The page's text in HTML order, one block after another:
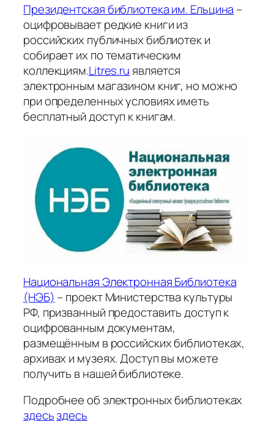
Президентская библиотека им. Ельцина –
оцифровывает редкие книги из
российских публичных библиотек и
собирает их по тематическим
коллекциям.Litres.ru является
электронным магазином книг, но можно
при определенных условиях иметь
бесплатный доступ к книгам.
Национальная Электронная Библиотека
(НЭБ) – проект Министерства культуры
РФ, призванный предоставить доступ к
оцифрованным документам,
размещённым в российских библиотеках,
архивах и музеях. Доступ вы можете
получить в нашей библиотеке.
Подробнее об электронных библиотеках
здесьздесь